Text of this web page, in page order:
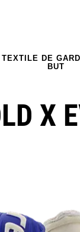
TEXTILE DE
BUT
X